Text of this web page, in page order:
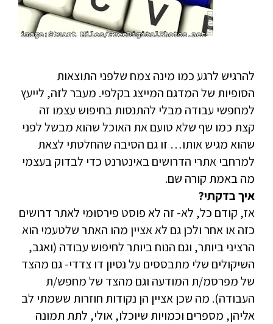
להרגיש לרגע כמו מינה צמח שלפני התוצאות
הסופיות של המדגם המייצג בקלפי. מעבר לזה, לייעץ
למחפשי עבודה מבלי להתנסות בחיפוש עצמו זה
קצת כמו שף שלא טועם את האוכל שהוא מבשל לפני
שהוא מגיש אותו… זו גם הסיבה שהחלטתי לצאת
למרחבי אתרי הדרושים באינטרנט כדי לבדוק בעצמי
מה באמת קורה שם.
איך בדקתי?
אז, קודם כל, לא- זה לא פוסט פירסומי לאתר דרושים
כזה או אחר ולכן גם לא אציין מהו האתר שלטעמי הוא
הרציני ביותר, וגם הנוח ביותר לחיפוש עבודה (ואגב,
השיקולים שלי מתבססים על נסיון דו צדדי- גם מהצד
של מפרסמ/ת המודעה וגם מהצד של מחפש/ת
העבודה). מה שכן אציין הן נקודות חוזרות ששמתי לב
אליהן, מספרים וכמויות שיוכלו, אולי, לתת תמונה